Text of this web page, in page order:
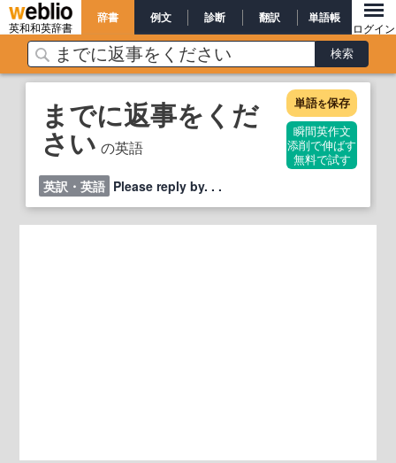
英和和英辞書
辞書 例文 診断 翻訳 単語帳
ログイン
までに返事をくだ
さい の英語
単語を保存
瞬間英作文
添削で伸ばす
無料で試す
英訳・英語 Please reply by. . .